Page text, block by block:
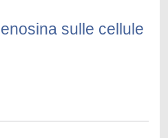
sulle cellule